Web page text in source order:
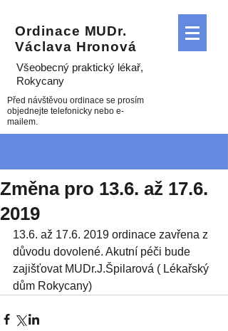
Ordinace MUDr.
Václava Hronová
Všeobecný praktický lékař,
Rokycany
Před návštěvou ordinace se prosím
objednejte telefonicky nebo e-
mailem.
Změna pro 13.6. až 17.6.
2019
13.6. až 17.6. 2019 ordinace zavřena z
důvodu dovolené. Akutní péči bude
zajišťovat MUDr.J.Špilarová ( Lékařský
dům Rokycany)